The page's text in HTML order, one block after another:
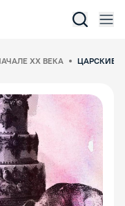
ХХ ВЕКА ЦАРСКИЕ